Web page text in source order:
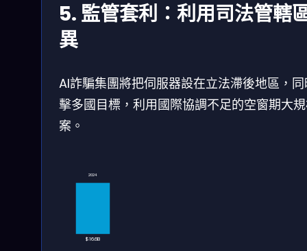
5. 監管套利：利用司法管轄
異
AI詐騙集團將把伺服器設在立法滯後地區，
擊多國目標，利用國際協調不足的空窗期大
案。
2024
$16.6B